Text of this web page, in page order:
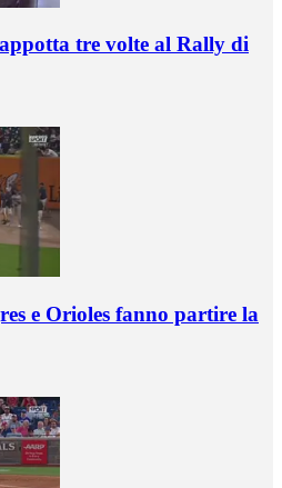
tre volte al Rally di
e Orioles fanno partire la